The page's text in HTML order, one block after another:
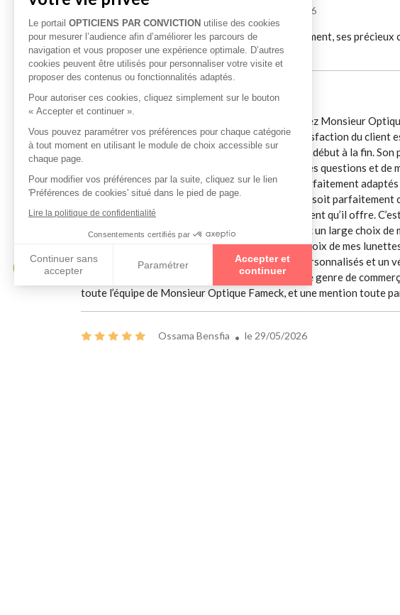
le 03/06/2026
Je tiens à remercier Abdou pour son accompagnement, ses
trouver LA solution.
Julian Dardard le 30/05/2026
Je tiens à partager mon excellente expérience chez Monsieur
et d’attention. On sent immédiatement que la satisfaction du
manager de la boutique, qui a été exceptionnel du début à la fin.
comprendre mes besoins, de répondre à toutes mes questions et
chère. Ses conseils étaient honnêtes, précis et parfaitement
le temps avec chaque client et veille à ce que tout soit parfaitement
grande importance à la qualité de l’accompagnement qu’il offre.
est également très agréable, bien organisée, avec un large choix
générale est très conviviale. Grâce à Abdou , le choix de mes
recherchent un service de qualité, des conseils personnalisés et un
gentillesse et son implication. C’est exactement le genre de
toute l’équipe de Monsieur Optique Fameck, et une mention toute
Ossama Bensfia le 29/05/2026